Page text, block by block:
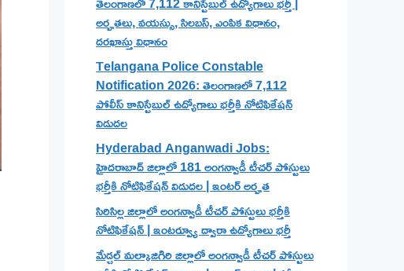
అర్హతలు, వయస్సు, సిలబస్, ఎంపిక విధానం,
దరఖాస్తు విధానం
Telangana Police Constable
Notification 2026: తెలంగాణలో 7,112
పోలీస్ కానిస్టేబుల్ ఉద్యోగాలు భర్తీకి నోటిఫికేషన్
విడుదల
Hyderabad Anganwadi Jobs:
హైదరాబాద్ జిల్లాలో 181 అంగన్వాడీ టీచర్ పోస్టులు
భర్తీకి నోటిఫికేషన్ విడుదల | ఇంటర్ అర్హత
సిరిసిల్ల జిల్లాలో అంగన్వాడీ టీచర్ పోస్టులు భర్తీకి
నోటిఫికేషన్ | ఇంటర్వ్యూ ద్వారా ఉద్యోగాలు భర్తీ
మేడ్చల్ మల్కాజిగిరి జిల్లాలో అంగన్వాడీ టీచర్ పోస్టులు